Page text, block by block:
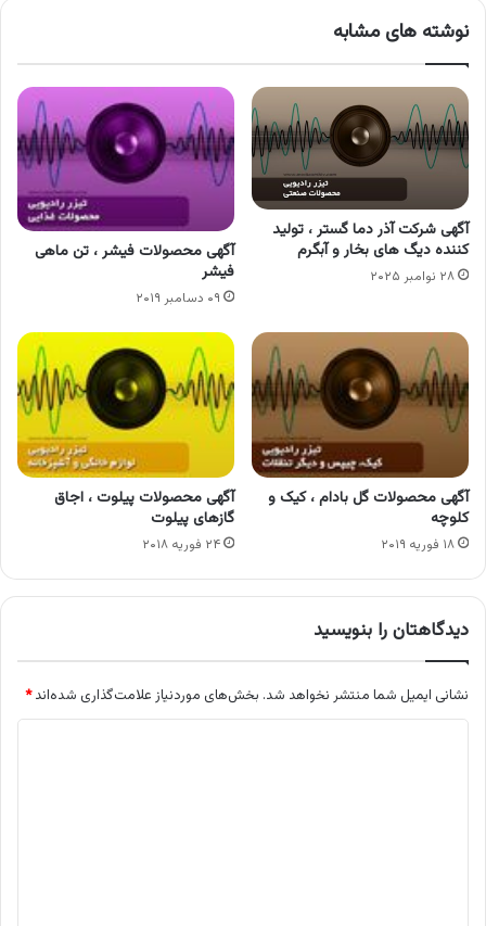
نوشته های مشابه
آگهی شرکت آذر دما گستر ، تولید
کننده دیگ های بخار و آبگرم
۲۸ نوامبر ۲۰۲۵
آگهی محصولات فیشر ، تن ماهی
فیشر
۰۹ دسامبر ۲۰۱۹
آگهی محصولات گل بادام ، کیک و
کلوچه
۱۸ فوریه ۲۰۱۹
آگهی محصولات پیلوت ، اجاق
گازهای پیلوت
۲۴ فوریه ۲۰۱۸
دیدگاهتان را بنویسید
نشانی ایمیل شما منتشر نخواهد شد. بخش‌های موردنیاز علامت‌گذاری شده‌اند*